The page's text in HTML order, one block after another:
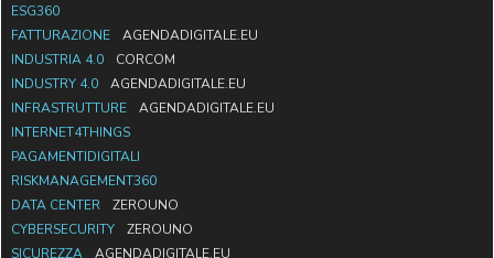
ESG360
FATTURAZIONE
AGENDADIGITALE.EU
INDUSTRIA 4.0
CORCOM
INDUSTRY 4.0
AGENDADIGITALE.EU
INFRASTRUTTURE
AGENDADIGITALE.EU
INTERNET4THINGS
PAGAMENTIDIGITALI
RISKMANAGEMENT360
DATA CENTER
ZEROUNO
CYBERSECURITY
ZEROUNO
SICUREZZA
AGENDADIGITALE.EU